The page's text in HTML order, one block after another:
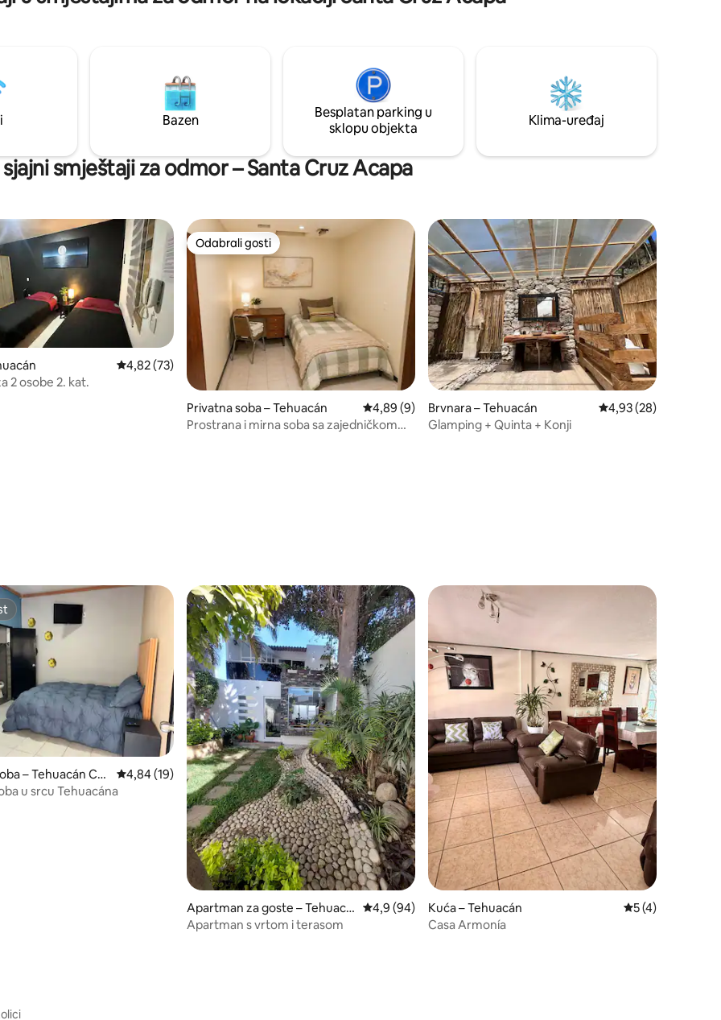
Bazen
Besplatan parking u
sklopu objekta
Klima-uređaj
smještaji za odmor – Santa Cruz Acapa
recenzija: 88
Prosječna ocjena: 4,82/5, recenzija: 73
4,82 (73)
2 osobe 2. kat.
Odabrali gosti
Odabrali gosti
Privatna soba – Tehuacán Prosječna ocjena: 4,89/5, recenzija: 9
4,89 (9)
Prostrana i mirna soba sa zajedničkom
Brvnara – Tehuacán Prosječna ocjena:
4,93 (28)
Glamping + Quinta + Konji
recenzija: 50
– Tehuacán Ce
Prosječna ocjena: 4,84/5, recenzija: 19
4,84 (19)
u srcu Tehuacána
Apartman za goste – Tehuacá
n
Prosječna ocjena: 4,9/5, recenzija: 94
4,9 (94)
Apartman s vrtom i terasom
Kuća – Tehuacán Prosječna
5 (4)
Casa Armonía